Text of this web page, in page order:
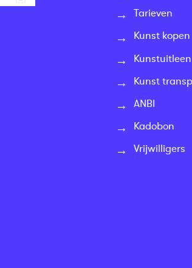
Tarieven
Kunst kopen
Kunstuitleen
Kunst
ANBI
Kadobon
Vrijwilligers